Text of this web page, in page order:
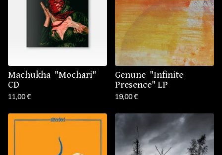
Machukha ‎ "Mochari"
CD
11,00€
Genune ‎ "Infinite
Presence" LP
19,00€